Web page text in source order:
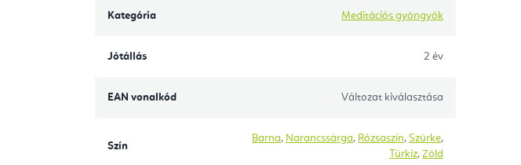
Kategória Meditációs gyöngyök
Jótállás 2 év
EAN vonalkód Változat kiválasztása
Szín
Barna, Narancssárga, Rózsaszín, Szürke,
Türkiz, Zöld